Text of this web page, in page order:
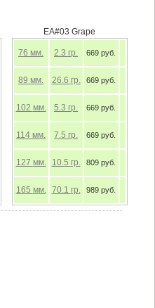
EA#03 Grape
76 мм. 2.3 гр. 669 руб.
89 мм. 26.6 гр. 669 руб.
102 мм. 5.3 гр. 669 руб.
114 мм. 7.5 гр. 669 руб.
127 мм. 10.5 гр. 809 руб.
165 мм. 70.1 гр. 989 руб.